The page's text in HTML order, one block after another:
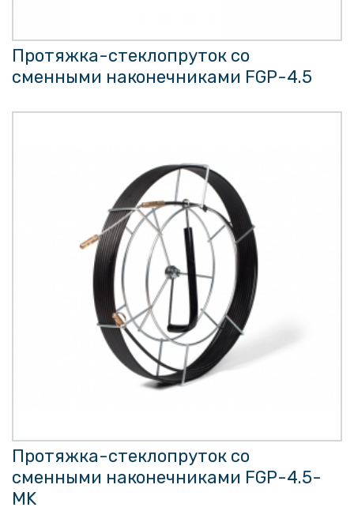
Протяжка-стеклопруток со
сменными наконечниками FGP-4.5
Протяжка-стеклопруток со
сменными наконечниками FGP-4.5-
MK